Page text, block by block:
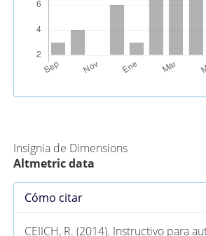
Insignia de Dimensions
Altmetric data
Detalles
Cómo citar
CEIICH, R. (2014). Instructivo para